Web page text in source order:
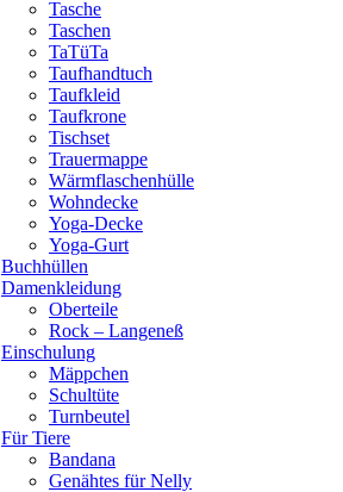
Tasche
Taschen
TaTüTa
Taufhandtuch
Taufkleid
Taufkrone
Tischset
Trauermappe
Wärmflaschenhülle
Wohndecke
Yoga-Decke
Yoga-Gurt
Buchhüllen
Damenkleidung
Oberteile
Rock – Langeneß
Einschulung
Mäppchen
Schultüte
Turnbeutel
Für Tiere
Bandana
Genähtes für Nelly